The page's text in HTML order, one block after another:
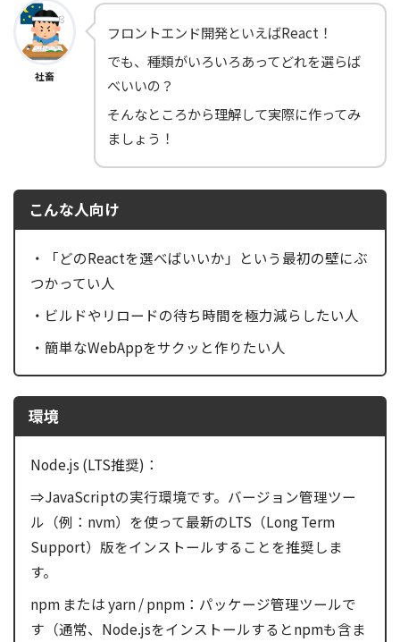
社畜
フロントエンド開発といえばReact！
でも、種類がいろいろあってどれを選らば
べいいの？
そんなところから理解して実際に作ってみ
ましょう！
こんな人向け
・「どのReactを選べばいいか」という最初の壁にぶ
つかってい人
・ビルドやリロードの待ち時間を極力減らしたい人
・簡単なWebAppをサクッと作りたい人
環境
Node.js (LTS推奨)：
⇒JavaScriptの実行環境です。バージョン管理ツー
ル（例：nvm）を使って最新のLTS（Long Term
Support）版をインストールすることを推奨しま
す。
npm または yarn / pnpm：パッケージ管理ツールで
す（通常、Node.jsをインストールするとnpmも含ま